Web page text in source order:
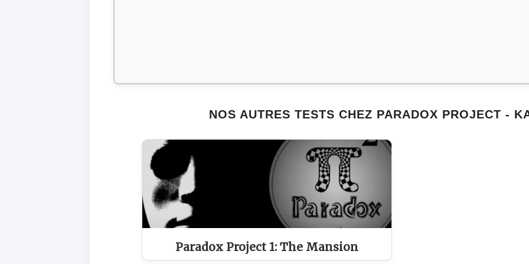
NOS AUTRES TESTS CHEZ PARADOX PROJECT -
Paradox Project 1: The Mansion